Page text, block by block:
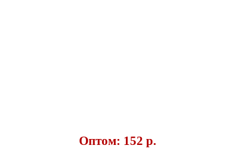
Оптом: 152 p.